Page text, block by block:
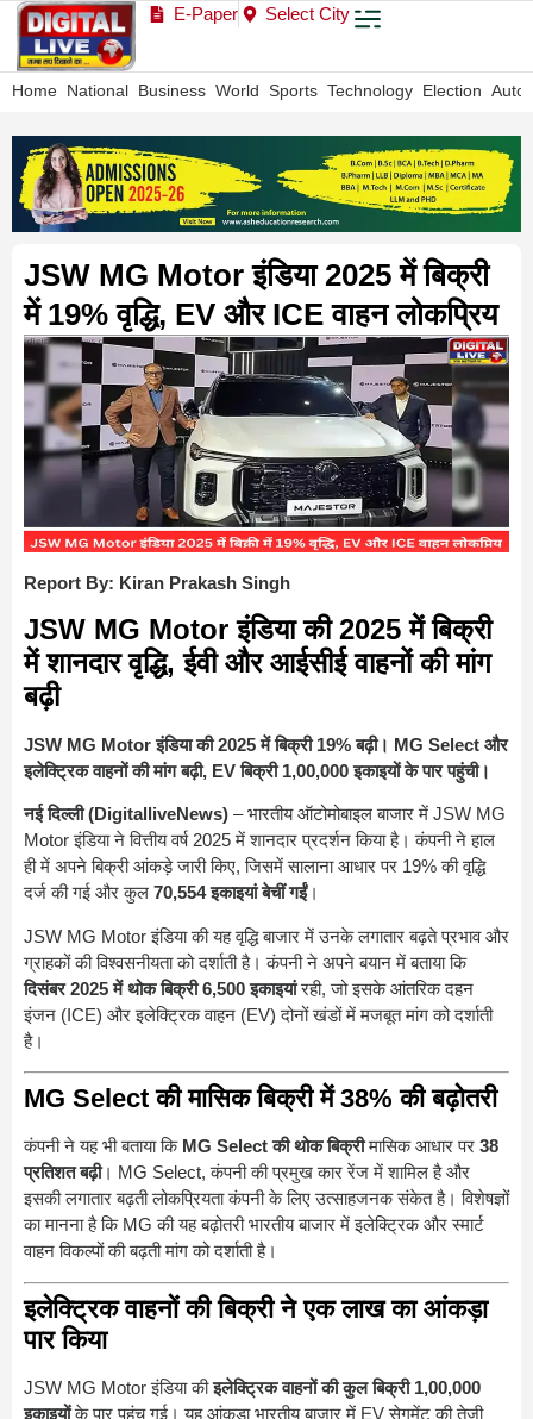
E-Paper Select City
Home National Business World Sports Technology Election Auto
JSW MG Motor इंडिया 2025 में बिक्री
में 19% वृद्धि, EV और ICE वाहन लोकप्रिय
Report By: Kiran Prakash Singh
JSW MG Motor इंडिया की 2025 में बिक्री
में शानदार वृद्धि, ईवी और आईसीई वाहनों की मांग
बढ़ी
JSW MG Motor इंडिया की 2025 में बिक्री 19% बढ़ी। MG Select और
इलेक्ट्रिक वाहनों की मांग बढ़ी, EV बिक्री 1,00,000 इकाइयों के पार पहुंची।
नई दिल्ली (DigitalliveNews) – भारतीय ऑटोमोबाइल बाजार में JSW MG
Motor इंडिया ने वित्तीय वर्ष 2025 में शानदार प्रदर्शन किया है। कंपनी ने हाल
ही में अपने बिक्री आंकड़े जारी किए, जिसमें सालाना आधार पर 19% की वृद्धि
दर्ज की गई और कुल 70,554 इकाइयां बेचीं गईं।
JSW MG Motor इंडिया की यह वृद्धि बाजार में उनके लगातार बढ़ते प्रभाव और
ग्राहकों की विश्वसनीयता को दर्शाती है। कंपनी ने अपने बयान में बताया कि
दिसंबर 2025 में थोक बिक्री 6,500 इकाइयांरही, जो इसके आंतरिक दहन
इंजन (ICE) और इलेक्ट्रिक वाहन (EV) दोनों खंडों में मजबूत मांग को दर्शाती
है।
MG Select की मासिक बिक्री में 38% की बढ़ोतरी
कंपनी ने यह भी बताया कि MG Select की थोक बिक्रीमासिक आधार पर 38
प्रतिशत बढ़ी। MG Select, कंपनी की प्रमुख कार रेंज में शामिल है और
इसकी लगातार बढ़ती लोकप्रियता कंपनी के लिए उत्साहजनक संकेत है। विशेषज्ञों
का मानना है कि MG की यह बढ़ोतरी भारतीय बाजार में इलेक्ट्रिक और स्मार्ट
वाहन विकल्पों की बढ़ती मांग को दर्शाती है।
इलेक्ट्रिक वाहनों की बिक्री ने एक लाख का आंकड़ा
पार किया
JSW MG Motor इंडिया कीइलेक्ट्रिक वाहनों की कुल बिक्री 1,00,000
इकाइयोंके पार पहुंच गई। यह आंकड़ा भारतीय बाजार में EV सेगमेंट की तेजी